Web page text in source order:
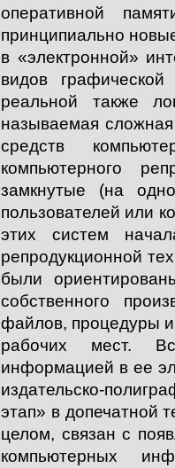
оперативной
принципиально
в «электронной»
видов
реальной также
называемая
средств
компьютерного
замкнутые (на
пользователей или
этих систем
репродукционной
были
собственного
файлов, процедуры и
рабочих мест.
информацией в ее
издательско-
этап» в допечатной
целом, связан с
компьютерных